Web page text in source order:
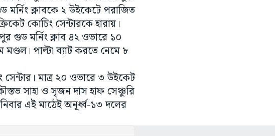
ক্লাবকে ২ উইকেটে পরাজিত
কোচিং সেন্টারকে হারায়।
গুড মর্নিং ক্লাব ৪২ ওভারে ১০
পাল্টা ব্যাট করতে নেমে ৮
মাত্র ২০ ওভারে ৩ উইকেট
সাহা ও সৃজন দাস হাফ সেঞ্চুরি
এই মাঠেই অনূর্ধ্ব-১৩ দলের